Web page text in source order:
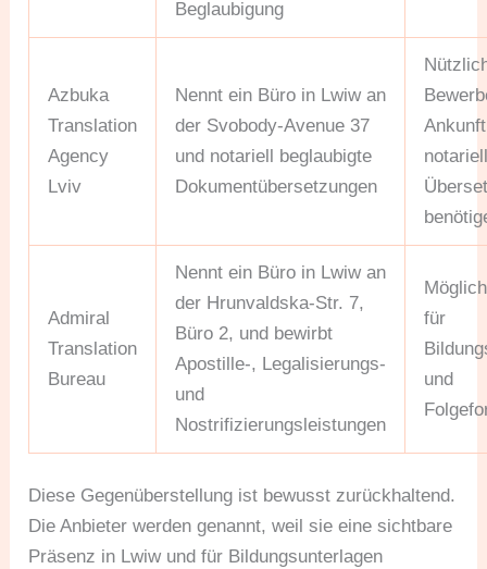
Beglaubigung
Azbuka
Translation
Agency
Lviv
Nennt ein Büro in Lwiw an
der Svobody-Avenue 37
und notariell beglaubigte
Dokumentübersetzungen
Admiral
Translation
Bureau
Nennt ein Büro in Lwiw an
der Hrunvaldska-Str. 7,
Büro 2, und bewirbt
Apostille-, Legalisierungs-
und
Nostrifizierungsleistungen
für
und
Diese Gegenüberstellung ist bewusst zurückhaltend.
Die Anbieter werden genannt, weil sie eine sichtbare
Präsenz in Lwiw und für Bildungsunterlagen